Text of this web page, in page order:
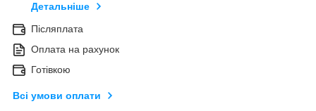
Детальніше
Післяплата
Оплата на рахунок
Готівкою
Всі умови оплати